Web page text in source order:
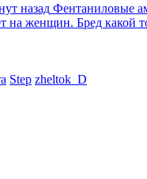
назад Фентаниловые
на женщин. Бред какой
Step zheltok_D